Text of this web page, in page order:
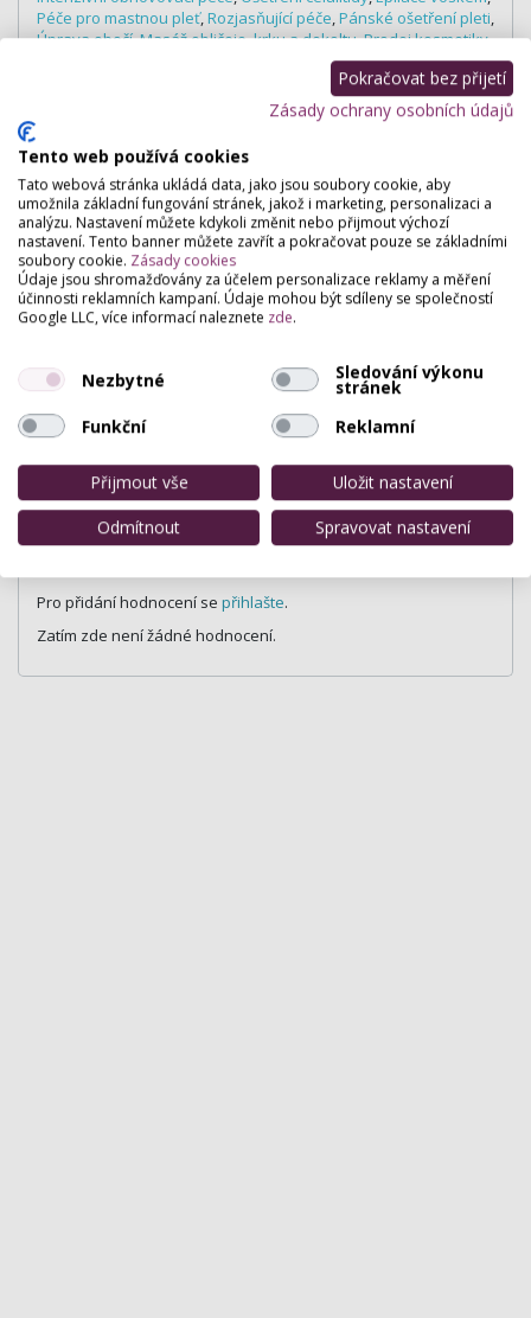
Péče pro mastnou pleť,Rozjasňující péče,Pánské ošetření pleti,
Úprava obočí,Masáž obličeje, krku a dekoltu,Prodej kosmetiky,
Aplikace umělých řas,
Kosmetické poradenství,
Zhušťování řas
Denní a večerní líčení,Vizážistika
vizáže
Masážní salóny
Masáž relaxační,Reflexní masáž, Masáž zad a šije
Nehtová studia
P-shine, Modeláž gelových nehtů,Doplnění gelem
Zpevnění
nehtů
akrygelových nehtů
Estetická dermatologie
Laserové odstranění pigmentací, pih,Léčba akné
Hodnocení salónu
Pro přidání hodnocení se přihlašte.
Zatím zde není žádné hodnocení.
Pokračovat bez přijetí
Zásady ochrany osobních údajů
Tento web používá cookies
Tato webová stránka ukládá data, jako jsou soubory cookie, aby
umožnila základní fungování stránek, jakož i marketing, personalizaci a
analýzu. Nastavení můžete kdykoli změnit nebo přijmout výchozí
nastavení. Tento banner můžete zavřít a pokračovat pouze se základními
soubory cookie. Zásady cookies
Údaje jsou shromažďovány za účelem personalizace reklamy a měření
účinnosti reklamních kampaní. Údaje mohou být sdíleny se společností
Google LLC, více informací naleznete zde.
Nezbytné Sledování výkonu
stránek
Funkční
Reklamní
Přijmout vše
Uložit nastavení
Odmítnout
Spravovat nastavení